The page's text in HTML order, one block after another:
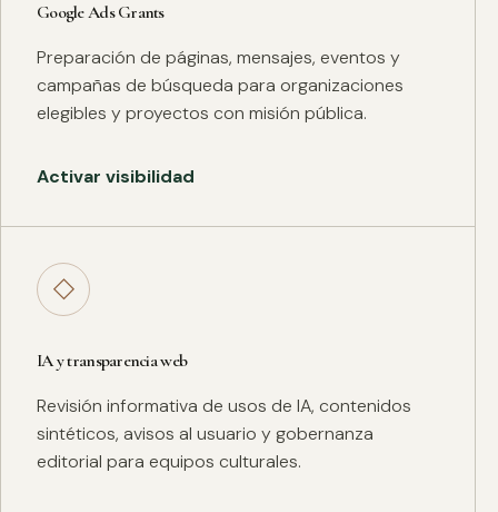
Google Ads Grants
Preparación de páginas, mensajes, eventos y
campañas de búsqueda para organizaciones
elegibles y proyectos con misión pública.
Activar visibilidad
◇
IA y transparencia web
Revisión informativa de usos de IA, contenidos
sintéticos, avisos al usuario y gobernanza
editorial para equipos culturales.